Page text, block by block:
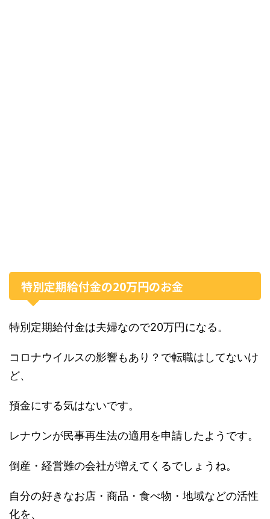
特別定期給付金の20万円のお金
特別定期給付金は夫婦なので20万円になる。
コロナウイルスの影響もあり？で転職はしてないけ
ど、
預金にする気はないです。
レナウンが民事再生法の適用を申請したようです。
倒産・経営難の会社が増えてくるでしょうね。
自分の好きなお店・商品・食べ物・地域などの活性
化を、